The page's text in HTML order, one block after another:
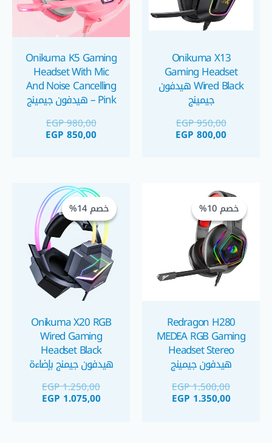
Onikuma X13
Gaming Headset
Wired Black هيدفون
جيمينج
EGP950,00
EGP 800,00
Onikuma K5 Gaming
Headset With Mic
And Noise Cancelling
– Pink هيدفون جيمينج
EGP980,00
EGP 850,00
خصم 10%
خصم 10%
Redragon H280
MEDEA RGB Gaming
Headset Stereo
هيدفون جيمينج
EGP1.500,00
EGP 1.500,00.
EGP 1.350,00
EGP 1.350,00.
خصم 14%
خصم 14%
Onikuma X20 RGB
Wired Gaming
Headset Black
هيدفون جيمنج بإضاءة
متميزهEGP1.250,00
الأصلي
هو:
1.250,00.
EGP 1.075,00
الحالي
هو:
1.075,00.